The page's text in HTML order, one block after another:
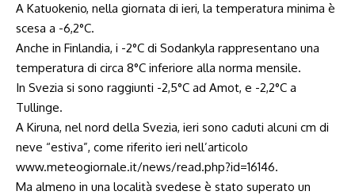
A Katuokenio, nella giornata di ieri, la temperatura minima è
scesa a -6,2°C.
Anche in Finlandia, i -2°C di Sodankyla rappresentano una
temperatura di circa 8°C inferiore alla norma mensile.
In Svezia si sono raggiunti -2,5°C ad Amot, e -2,2°C a
Tullinge.
A Kiruna, nel nord della Svezia, ieri sono caduti alcuni cm di
neve “estiva”, come riferito ieri nell’articolo
www.meteogiornale.it/news/read.php?id=16146.
Ma almeno in una località svedese è stato superato un